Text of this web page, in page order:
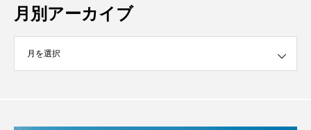
月別アーカイブ